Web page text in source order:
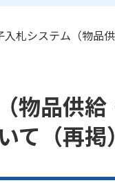
入札システム（物品
物品供
て（再掲）